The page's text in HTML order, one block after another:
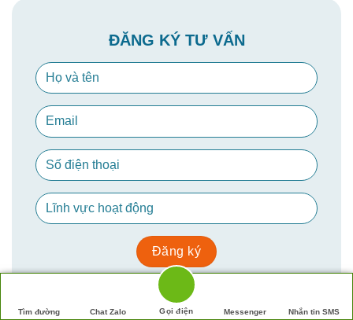
ĐĂNG KÝ TƯ VẤN
Tìm đường Chat Zalo Gọi điện Messenger Nhắn tin SMS